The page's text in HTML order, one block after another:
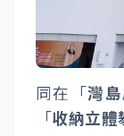
同在「灣
「收納立體